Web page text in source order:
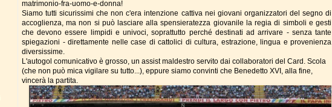
matrimonio-fra-uomo-e-donna!
Siamo tutti sicurissimi che non c'era intenzione cattiva nei giovani organizzatori del segno di
accoglienza, ma non si può lasciare alla spensieratezza giovanile la regia di simboli e gesti
che devono essere limpidi e univoci, soprattutto perché destinati ad arrivare - senza tante
spiegazioni - direttamente nelle case di cattolici di cultura, estrazione, lingua e provenienza
diversissime.
L'autogol comunicativo è grosso, un assist maldestro servito dai collaboratori del Card. Scola
(che non può mica vigilare su tutto...), eppure siamo convinti che Benedetto XVI, alla fine,
vincerà la partita.